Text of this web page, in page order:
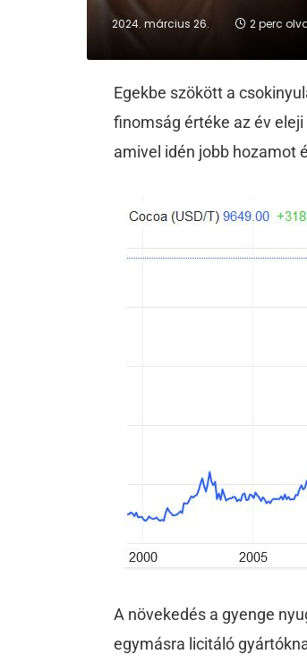
2024. március 26. 2 perc
Egekbe szökött a
finomság értéke az év
amivel idén jobb hozamot
A növekedés a gyenge
egymásra licitáló